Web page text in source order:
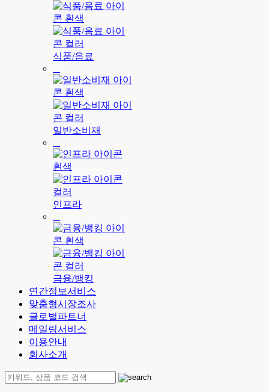
식품/음료
일반소비재
인프라
금융/뱅킹
연간정보서비스
맞춤형시장조사
글로벌파트너
메일링서비스
이용안내
회사소개